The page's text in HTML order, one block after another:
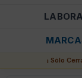
¡ Sólo